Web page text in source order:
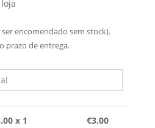
encomendado sem stock).
prazo de entrega.
x 1 €3.00